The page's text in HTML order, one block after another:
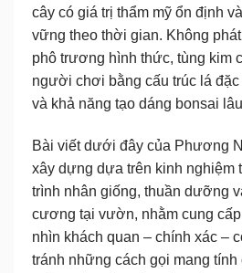
cây có giá trị thẩm mỹ ổn định
vững theo thời gian. Không
phô trương hình thức, tùng kim
người chơi bằng cấu trúc lá
và khả năng tạo dáng bonsai
Bài viết dưới đây của Phương
xây dựng dựa trên kinh nghiệm
trình nhân giống, thuần dưỡng
cương tại vườn, nhằm cung
nhìn khách quan – chính xác –
tránh những cách gọi mang